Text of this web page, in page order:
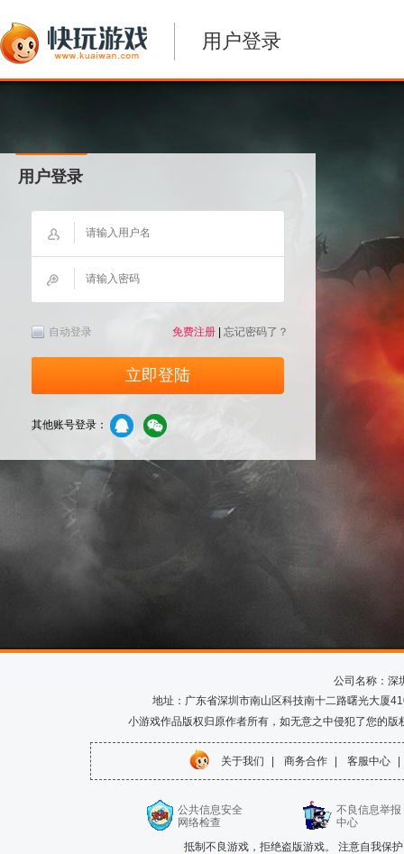
用户登录
用户登录
自动登录 免费注册 忘记密码了？
立即登陆
其他账号登录：
公司名称：深
地址：广东省深圳市南山区科技南十二路曙光大厦
小游戏作品版权归原作者所有，如无意之中侵犯了您的
关于我们 商务合作 客服中心
公共信息安全
网络检查
不良信息举报
中心
抵制不良游戏，拒绝盗版游戏。 注意自我保